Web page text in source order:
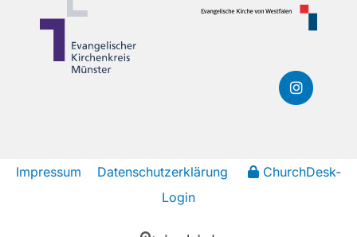
Impressum Datenschutzerklärung
ChurchDesk-
Login